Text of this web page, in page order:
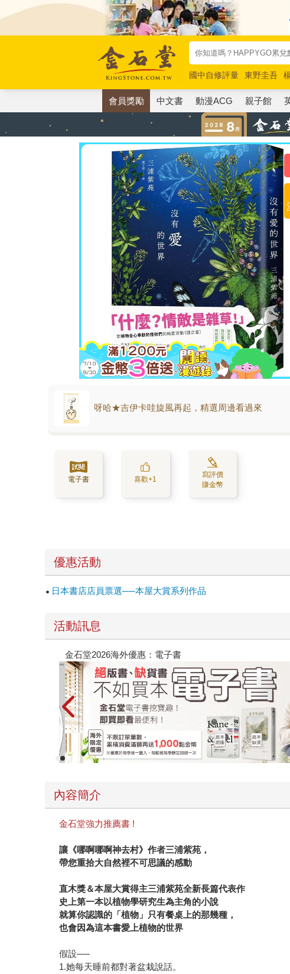
國中自修評量 東野圭吾
唯紅花綻放
奧德賽 路邊
會員獎勵 中文書 動漫ACG 親子館
呀哈★吉伊卡哇旋風再起，精選周邊看過來
電子書 喜歡+1
寫評價
賺金幣
優惠活動
日本書店店員票選──本屋大賞系列作品
活動訊息
春光ｘ奇幻基地｜全書系展
內容簡介
金石堂強力推薦書 !
讓《哪啊哪啊神去村》作者三浦紫苑，
帶您重拾大自然裡不可思議的感動
直木獎＆本屋大賞得主三浦紫苑全新長篇代表作
史上第一本以植物學研究生為主角的小說
就算你認識的「植物」只有餐桌上的那幾種，
也會因為這本書愛上植物的世界
假設──
1.她每天睡前都對著盆栽說話。